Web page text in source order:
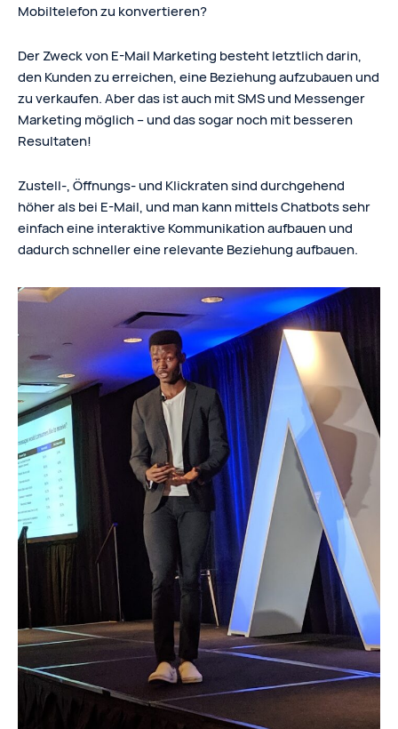
Mobiltelefon zu konvertieren?
Der Zweck von E-Mail Marketing besteht letztlich darin,
den Kunden zu erreichen, eine Beziehung aufzubauen und
zu verkaufen. Aber das ist auch mit SMS und Messenger
Marketing möglich – und das sogar noch mit besseren
Resultaten!
Zustell-, Öffnungs- und Klickraten sind durchgehend
höher als bei E-Mail, und man kann mittels Chatbots sehr
einfach eine interaktive Kommunikation aufbauen und
dadurch schneller eine relevante Beziehung aufbauen.